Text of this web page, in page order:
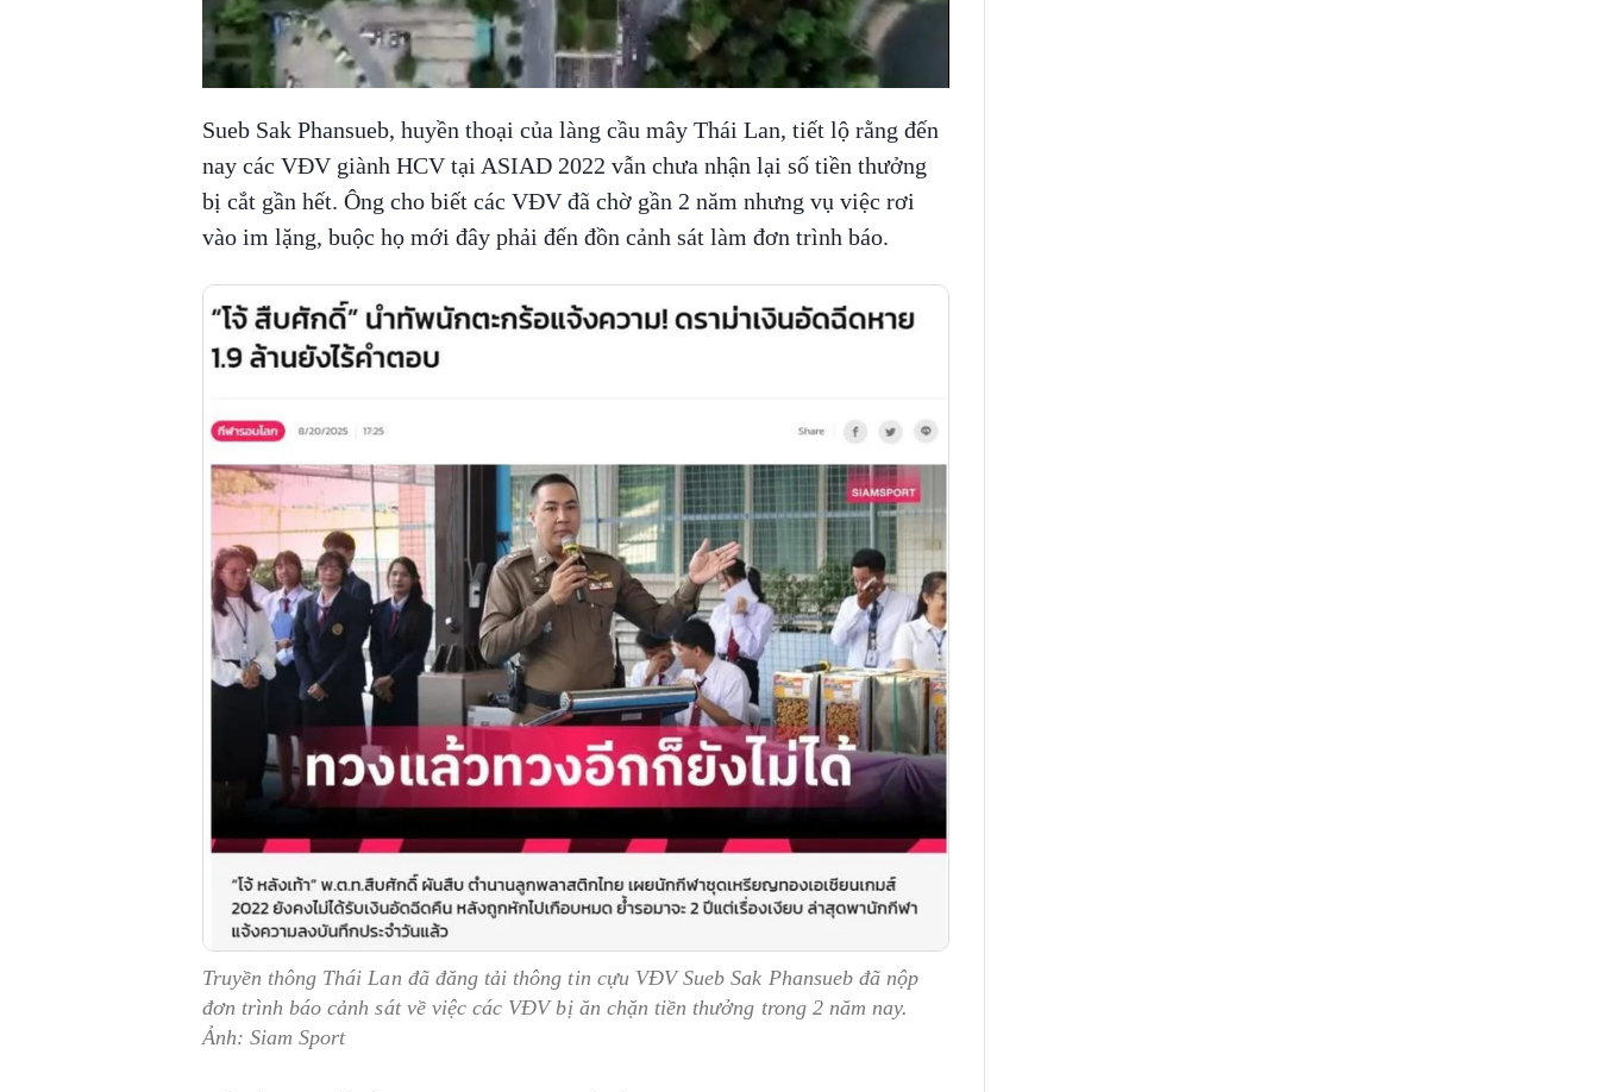
Sueb Sak Phansueb, huyền thoại của làng cầu mây Thái Lan, tiết lộ rằng đến
nay các VĐV giành HCV tại ASIAD 2022 vẫn chưa nhận lại số tiền thưởng
bị cắt gần hết. Ông cho biết các VĐV đã chờ gần 2 năm nhưng vụ việc rơi
vào im lặng, buộc họ mới đây phải đến đồn cảnh sát làm đơn trình báo.
Truyền thông Thái Lan đã đăng tải thông tin cựu VĐV Sueb Sak Phansueb đã nộp
đơn trình báo cảnh sát về việc các VĐV bị ăn chặn tiền thưởng trong 2 năm nay.
Ảnh: Siam Sport